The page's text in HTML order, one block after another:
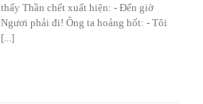
thấy Thần chết xuất hiện: - Đến giờ
Ngươi phải đi! Ông ta hoảng hốt: - Tôi
[...]